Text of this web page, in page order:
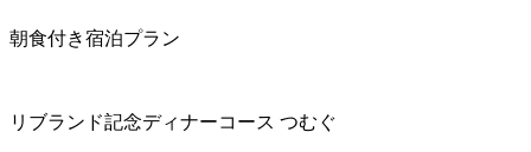
朝食付き宿泊プラン
リブランド記念ディナーコース つむぐ